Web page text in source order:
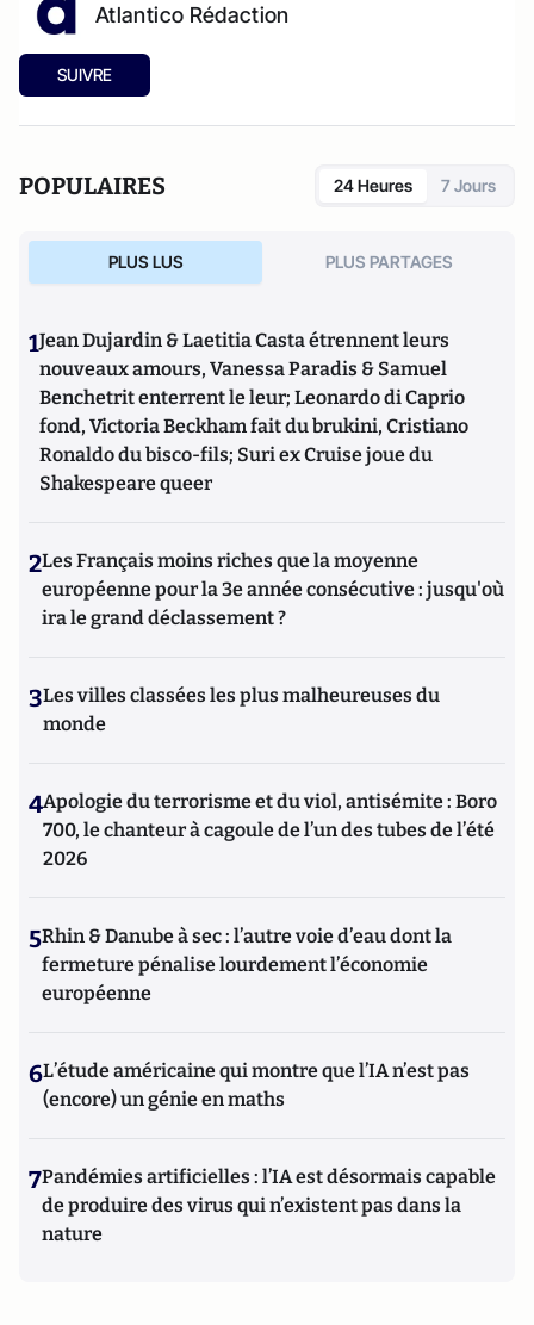
Atlantico Rédaction
SUIVRE
POPULAIRES 24 Heures 7 Jours
PLUS LUS PLUS PARTAGES
1Jean Dujardin & Laetitia Casta étrennent leurs
nouveaux amours, Vanessa Paradis & Samuel
Benchetrit enterrent le leur; Leonardo di Caprio
fond, Victoria Beckham fait du brukini, Cristiano
Ronaldo du bisco-fils; Suri ex Cruise joue du
Shakespeare queer
2Les Français moins riches que la moyenne
européenne pour la 3e année consécutive : jusqu'où
ira le grand déclassement ?
3Les villes classées les plus malheureuses du
monde
4Apologie du terrorisme et du viol, antisémite : Boro
700, le chanteur à cagoule de l’un des tubes de l’été
2026
5Rhin & Danube à sec : l’autre voie d’eau dont la
fermeture pénalise lourdement l’économie
européenne
6L’étude américaine qui montre que l’IA n’est pas
(encore) un génie en maths
7Pandémies artificielles : l’IA est désormais capable
de produire des virus qui n’existent pas dans la
nature